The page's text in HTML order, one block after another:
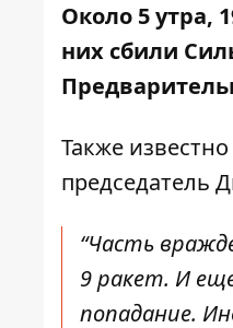
Около 5 утра,
них сбили
Также
председатель
“Часть
9 ракет. И
попадание.